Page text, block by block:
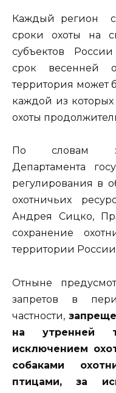
Каждый регион
сроки охоты на
субъектов
срок весенней
территория может
каждой из которых
охоты
По словам
Департамента
регулирования в
охотничьих
Андрея Сицко,
сохранение
территории
Отныне
запретов в
частности,
на утренней
исключением
собаками
птицами, за